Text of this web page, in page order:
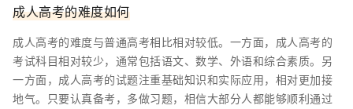
成人高考的难度如何
成人高考的难度与普通高考相比相对较低。一方面，成人高考的
考试科目相对较少，通常包括语文、数学、外语和综合素质。另
一方面，成人高考的试题注重基础知识和实际应用，相对更加接
地气。只要认真备考，多做习题，相信大部分人都能够顺利通过